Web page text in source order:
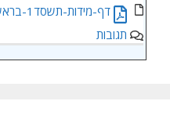
דף-מידות-תשסד1-בראשית.pdf
תגובות